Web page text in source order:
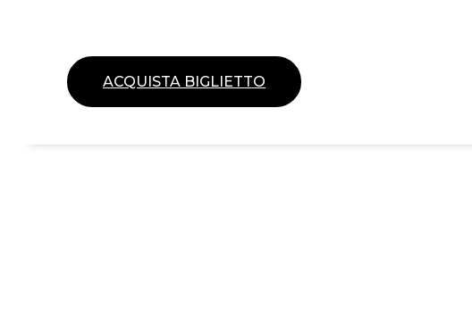
ACQUISTA BIGLIETTO